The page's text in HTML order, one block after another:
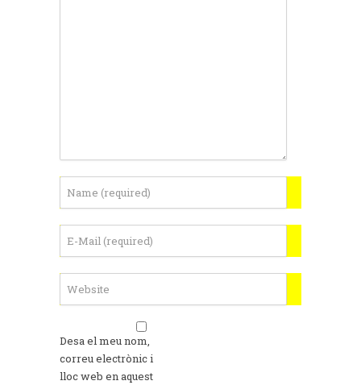
Desa el meu nom,
correu electrònic i
lloc web en aquest